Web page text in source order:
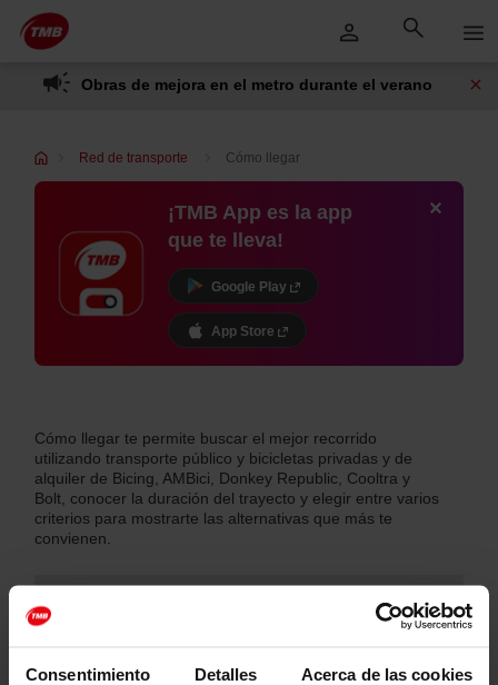
Consentimiento Detalles Acerca de las cookies
Saltar al contenido principal
Saltar
al
contenido
Obras de mejora en el metro durante el verano
Red de transporte Cómo llegar
¡TMB App es la app
que te lleva!
Google Play
App Store
Cómo llegar te permite buscar el mejor recorrido
utilizando transporte público y bicicletas privadas y de
alquiler de Bicing, AMBici, Donkey Republic, Cooltra y
Bolt, conocer la duración del trayecto y elegir entre varios
criterios para mostrarte las alternativas que más te
convienen.